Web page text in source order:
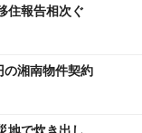
住報告相次ぐ
湘南物件契約